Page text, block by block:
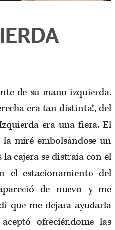
de su mano izquierda.
era tan distinta!, del
era una fiera. El
miré embolsándose un
cajera se distraía con el
el estacionamiento del
de nuevo y me
que me dejara ayudarla
ofreciéndome las